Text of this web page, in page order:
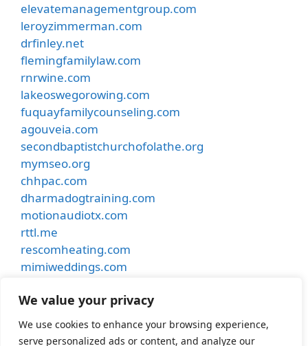
We value your privacy
We use cookies to enhance your browsing experience,
serve personalized ads or content, and analyze our
elevatemanagementgroup.com
leroyzimmerman.com
drfinley.net
flemingfamilylaw.com
rnrwine.com
lakeoswegorowing.com
fuquayfamilycounseling.com
agouveia.com
secondbaptistchurchofolathe.org
mymseo.org
chhpac.com
dharmadogtraining.com
motionaudiotx.com
rttl.me
rescomheating.com
mimiweddings.com
smithdentalcare.net
undergroundmusiccafe.com
samhubermusic.com